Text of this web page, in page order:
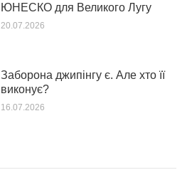
ЮНЕСКО для Великого Лугу
20.07.2026
Заборона джипінгу є. Але хто її
виконує?
16.07.2026